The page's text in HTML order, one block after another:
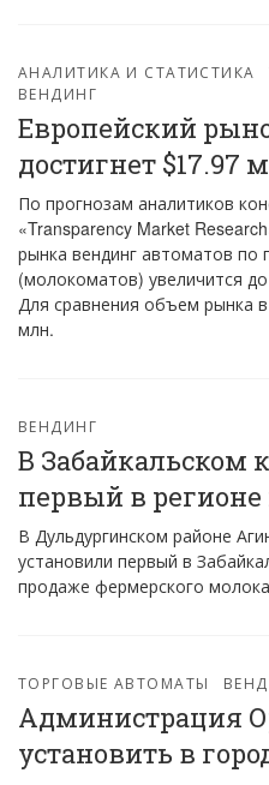
АНАЛИТИКА И СТАТИСТИКА
ВЕНДИНГ
Европейский
достигнет $17.97
По прогнозам аналитиков
«Transparency Market
рынка вендинг автоматов
(молокоматов) увеличится
Для сравнения объем рынка
млн.
ВЕНДИНГ
В Забайкальском
первый в
В Дульдургинском районе
установили первый в
продаже фермерского
ТОРГОВЫЕ АВТОМАТЫ
Администрация
установить в